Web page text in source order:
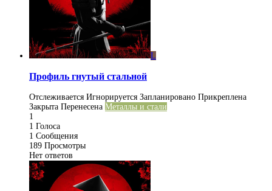
L
Профиль гнутый стальной
Отслеживается Игнорируется Запланировано Прикреплена
Закрыта Перенесена Металлы и стали
1
1 Голоса
1 Сообщения
189 Просмотры
Нет ответов